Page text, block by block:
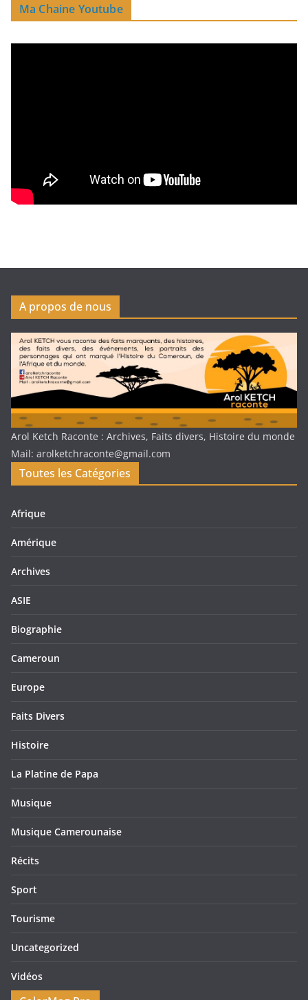
Ma Chaine Youtube
A propos de nous
Arol Ketch Raconte : Archives, Faits divers, Histoire du monde
Mail: arolketchraconte@gmail.com
Toutes les Catégories
Afrique
Amérique
Archives
ASIE
Biographie
Cameroun
Europe
Faits Divers
Histoire
La Platine de Papa
Musique
Musique Camerounaise
Récits
Sport
Tourisme
Uncategorized
Vidéos